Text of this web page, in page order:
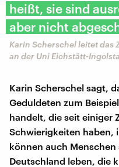
heißt, sie sind
aber nicht
Karin Scherschel leitet das
an der Uni Eichstätt-
Karin Scherschel sagt,
Geduldeten zum
handelt, die seit einiger
Schwierigkeiten haben,
können auch
Deutschland leben, die